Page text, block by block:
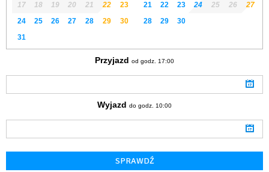
17
18 19 20 21 22
23
24
25 26 27 28 29
30
31
21
22 23 24 25 26
27
28
29 30
Przyjazd od godz. 17:00
Wyjazd do godz. 10:00